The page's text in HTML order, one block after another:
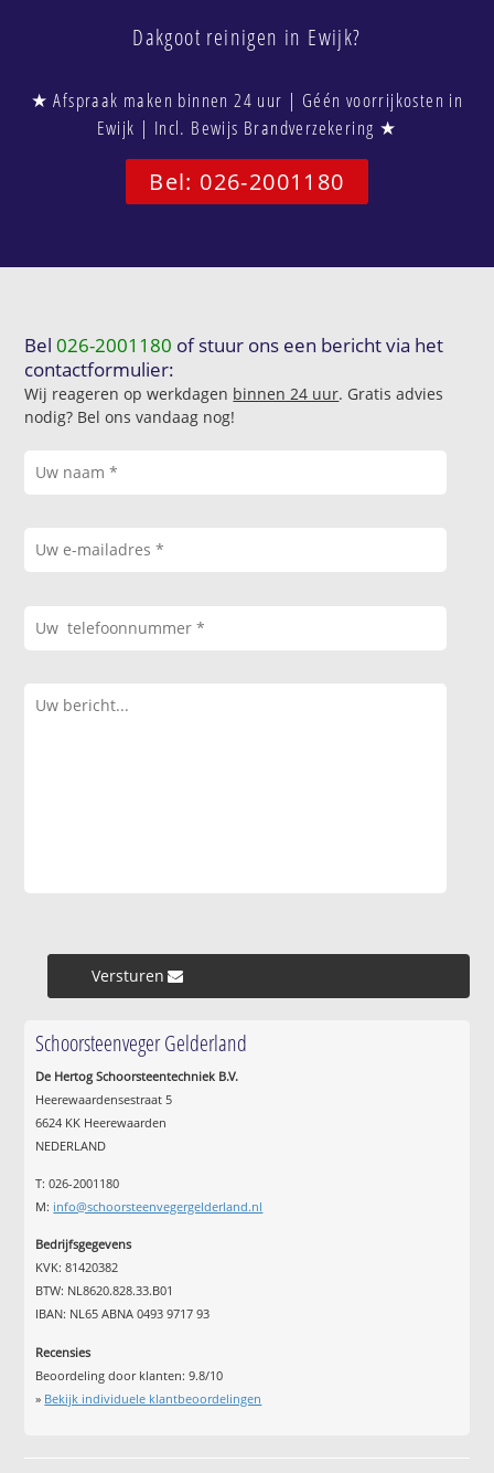
Dakgoot reinigen in Ewijk?
★ Afspraak maken binnen 24 uur | Géén voorrijkosten in
Ewijk | Incl. Bewijs Brandverzekering ★
Bel: 026-2001180
Bel026-2001180 of stuur ons een bericht via het
contactformulier:
Wij reageren op werkdagen binnen 24 uur. Gratis advies
nodig? Bel ons vandaag nog!
Versturen »
Schoorsteenveger Gelderland
De Hertog Schoorsteentechniek B.V.
Heerewaardensestraat 5
6624 KK Heerewaarden
NEDERLAND
T: 026-2001180
M: info@schoorsteenvegergelderland.nl
Bedrijfsgegevens
KVK: 81420382
BTW: NL8620.828.33.B01
IBAN: NL65 ABNA 0493 9717 93
Recensies
Beoordeling door klanten:9.8/10
» Bekijk individuele klantbeoordelingen